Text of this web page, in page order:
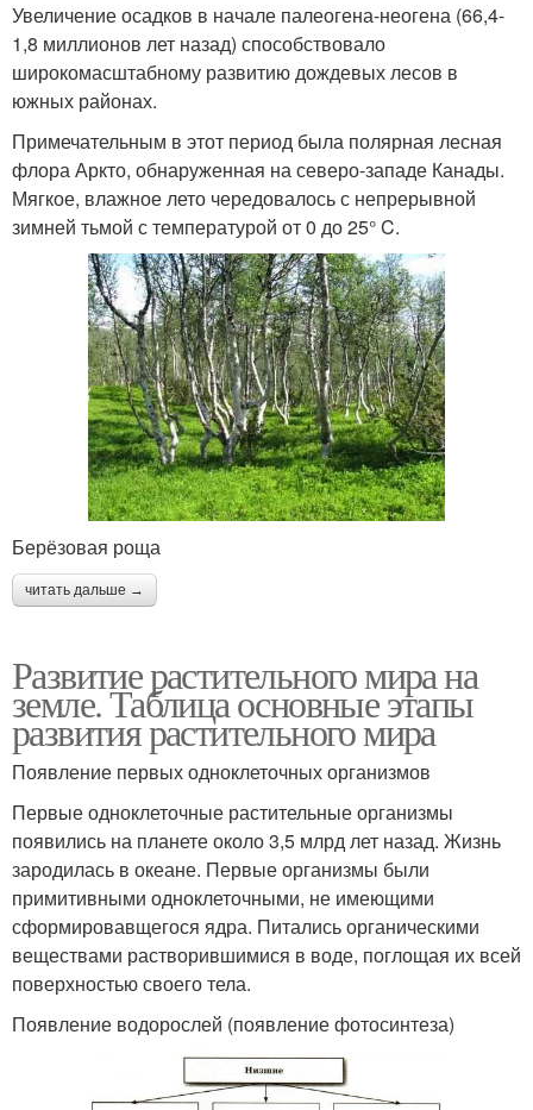
Увеличение осадков в начале палеогена-неогена (66,4-
1,8 миллионов лет назад) способствовало
широкомасштабному развитию дождевых лесов в
южных районах.
Примечательным в этот период была полярная лесная
флора Аркто, обнаруженная на северо-западе Канады.
Мягкое, влажное лето чередовалось с непрерывной
зимней тьмой с температурой от 0 до 25° C.
Берёзовая роща
читать дальше →
Развитие растительного мира на
земле. Таблица основные этапы
развития растительного мира
Появление первых одноклеточных организмов
Первые одноклеточные растительные организмы
появились на планете около 3,5 млрд лет назад. Жизнь
зародилась в океане. Первые организмы были
примитивными одноклеточными, не имеющими
сформировавщегося ядра. Питались органическими
веществами растворившимися в воде, поглощая их всей
поверхностью своего тела.
Появление водорослей (появление фотосинтеза)